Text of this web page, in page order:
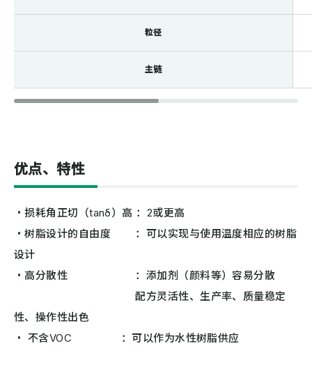
粒径
主链
优点、特性
・损耗角正切（tanδ）高 ：2或更高
・树脂设计的自由度 ：可以实现与使用温度相应的树脂
设计
・高分散性 ：添加剂（颜料等）容易分散
配方灵活性、生产率、质量稳定
性、操作性出色
・ 不含VOC ：可以作为水性树脂供应